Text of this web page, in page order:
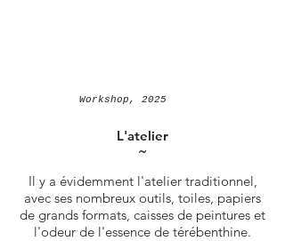
Workshop, 2025
L'atelier
˜
Il y a évidemment l'atelier traditionnel,
avec ses nombreux outils, toiles, papiers
de grands formats, caisses de peintures et
l'odeur de l'essence de térébenthine.